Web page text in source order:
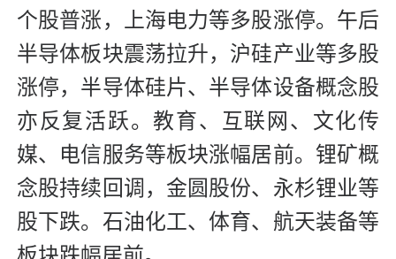
个股普涨，上海电力等多股涨停。午后
半导体板块震荡拉升，沪硅产业等多股
涨停，半导体硅片、半导体设备概念股
亦反复活跃。教育、互联网、文化传
媒、电信服务等板块涨幅居前。锂矿概
念股持续回调，金圆股份、永杉锂业等
股下跌。石油化工、体育、航天装备等